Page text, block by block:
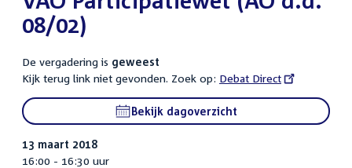
08/02)
De vergadering is geweest
Kijk terug link niet gevonden. Zoek op: External
link:
Debat Direct
Bekijk dagoverzicht
13 maart 2018
16:00 - 16:30 uur